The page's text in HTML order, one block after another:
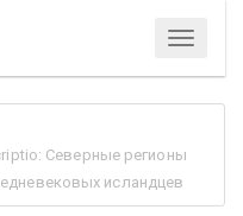
Меню
Северные регионы
исландцев